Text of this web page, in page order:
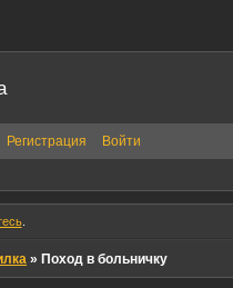
Регистрация Войти
.
»Поход в больничку